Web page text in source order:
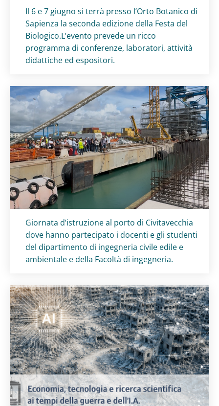
Titolo card:
Il 6 e 7 giugno si terrà presso l’Orto Botanico di
Sapienza la seconda edizione della Festa del
Biologico.L’evento prevede un ricco
programma di conferenze, laboratori, attività
didattiche ed espositori.
Titolo card:
Giornata d’istruzione al porto di Civitavecchia
dove hanno partecipato i docenti e gli studenti
del dipartimento di ingegneria civile edile e
ambientale e della Facoltà di ingegneria.